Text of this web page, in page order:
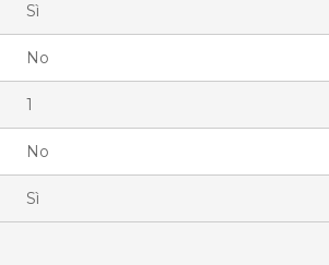
Sì
No
1
No
Sì